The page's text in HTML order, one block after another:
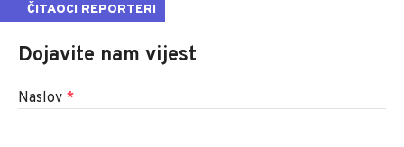
ČITAOCI REPORTERI
Dojavite nam vijest
Naslov *